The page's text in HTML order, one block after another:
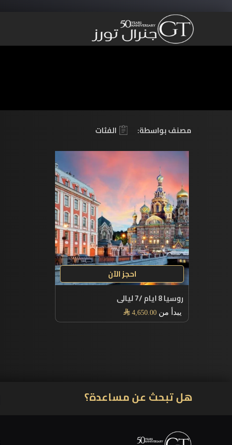
مصنف بواسطة: الفئات
احجز الآن
روسيا 8 ايام /7 ليالى
يبدأ من  4,650.00
هل تبحث عن مساعدة؟